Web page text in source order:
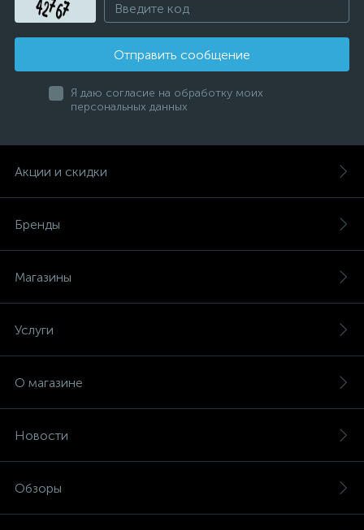
Отправить сообщение
Я даю согласие на обработку моих
персональных данных
Акции и скидки
Бренды
Магазины
Услуги
О магазине
Новости
Обзоры